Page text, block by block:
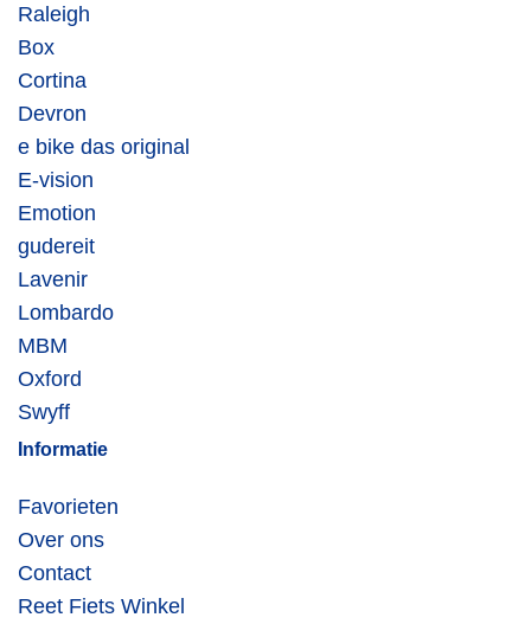
Raleigh
Box
Cortina
Devron
e bike das original
E-vision
Emotion
gudereit
Lavenir
Lombardo
MBM
Oxford
Swyff
Informatie
Favorieten
Over ons
Contact
Reet Fiets Winkel